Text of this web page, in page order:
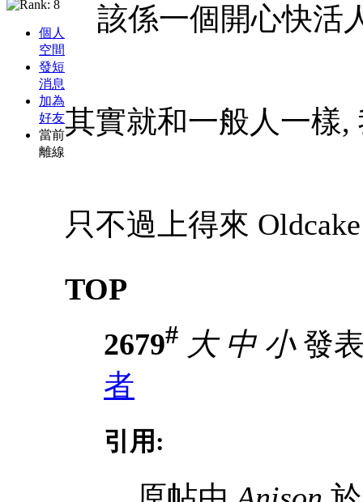
個人
空間
發短
消息
加為
好友
當前
離線
該係一個開心快活
其實就和一般人一樣
只不過上得來
TOP
2679# 大 中 小發
者
引用: